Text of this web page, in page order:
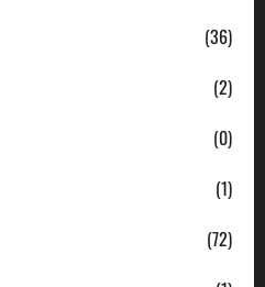
(36)
(2)
(0)
(1)
(72)